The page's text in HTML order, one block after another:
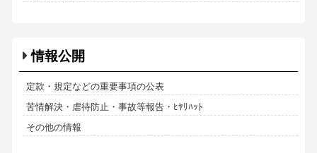
情報公開
定款・規定などの重要事項の公表
苦情解決・虐待防止・事故等報告・ﾋﾔﾘﾊｯﾄ
その他の情報